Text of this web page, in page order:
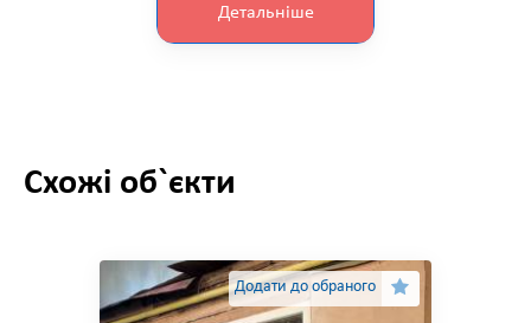
Детальніше
Схожі об`єкти
Додати до обраного